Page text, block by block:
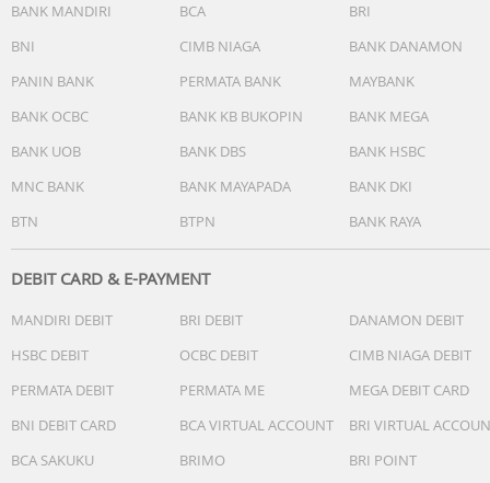
BANK MANDIRI BCA
BRI
BNI
CIMB NIAGA
BANK DANAMON
PANIN BANK
PERMATA BANK
MAYBANK
BANK OCBC
BANK KB BUKOPIN
BANK MEGA
BANK UOB
BANK DBS
BANK HSBC
MNC BANK
BANK MAYAPADA
BANK DKI
BTN
BTPN BANK RAYA
DEBIT CARD & E-PAYMENT
MANDIRI DEBIT BRI DEBIT
DANAMON DEBIT
HSBC DEBIT
OCBC DEBIT
CIMB NIAGA DEBIT
PERMATA DEBIT
PERMATA ME
MEGA DEBIT CARD
BNI DEBIT CARD
BCA VIRTUAL ACCOUNT
BRI VIRTUAL
BCA SAKUKU
BRIMO
BRI POINT